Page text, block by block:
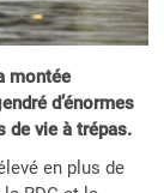
montée
d’énormes
de vie à trépas.
en plus de